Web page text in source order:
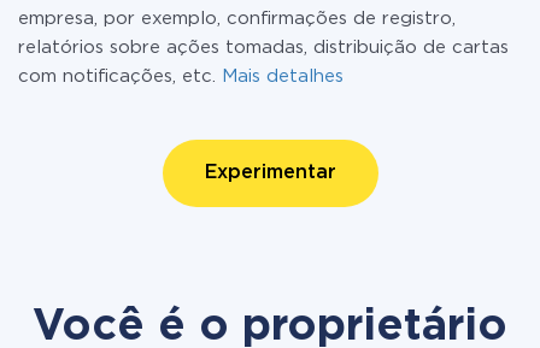
empresa, por exemplo, confirmações de registro,
relatórios sobre ações tomadas, distribuição de cartas
com notificações, etc.
Mais detalhes
Experimentar
Você é o proprietário